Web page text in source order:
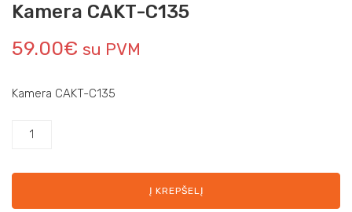
Kamera CAKT-C135
59.00€ su PVM
Kamera CAKT-C135
Į KREPŠELĮ